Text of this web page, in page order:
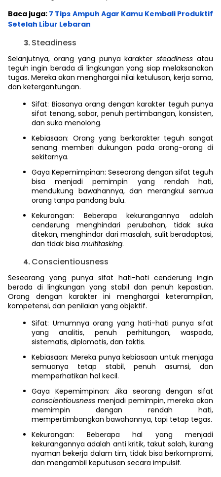
Baca juga: 7 Tips Ampuh Agar Kamu Kembali Produktif
Setelah Libur Lebaran
Steadiness
Selanjutnya, orang yang punya karaktersteadinessatau
teguh ingin berada di lingkungan yang siap melaksanakan
tugas. Mereka akan menghargai nilai ketulusan, kerja sama,
dan ketergantungan.
Sifat: Biasanya orang dengan karakter teguh punya
sifat tenang, sabar, penuh pertimbangan, konsisten,
dan suka menolong.
Kebiasaan: Orang yang berkarakter teguh sangat
senang memberi dukungan pada orang-orang di
sekitarnya.
Gaya Kepemimpinan: Seseorang dengan sifat teguh
bisa menjadi pemimpin yang rendah hati,
mendukung bawahannya, dan merangkul semua
orang tanpa pandang bulu.
Kekurangan: Beberapa kekurangannya adalah
cenderung menghindari perubahan, tidak suka
ditekan, menghindar dari masalah, sulit beradaptasi,
dan tidak bisa multitasking.
Conscientiousness
Seseorang yang punya sifat hati-hati cenderung ingin
berada di lingkungan yang stabil dan penuh kepastian.
Orang dengan karakter ini menghargai keterampilan,
kompetensi, dan penilaian yang objektif.
Sifat: Umumnya orang yang hati-hati punya sifat
yang analitis, penuh perhitungan, waspada,
sistematis, diplomatis, dan taktis.
Kebiasaan: Mereka punya kebiasaan untuk menjaga
semuanya tetap stabil, penuh asumsi, dan
memperhatikan hal kecil.
Gaya Kepemimpinan: Jika seorang dengan sifat
conscientiousness menjadi pemimpin, mereka akan
memimpin dengan rendah hati,
mempertimbangkan bawahannya, tapi tetap tegas.
Kekurangan: Beberapa hal yang menjadi
kekurangannya adalah anti kritik, takut salah, kurang
nyaman bekerja dalam tim, tidak bisa berkompromi,
dan mengambil keputusan secara impulsif.